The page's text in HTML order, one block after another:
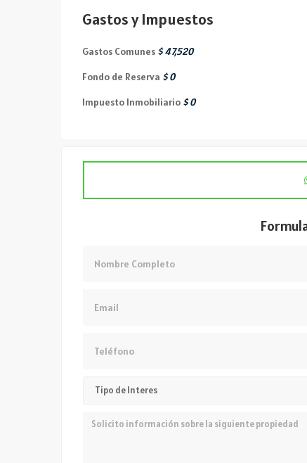
Gastos y Impuestos
Gastos Comunes $ 47,520
Fondo de Reserva $ 0
Impuesto Inmobiliario $ 0